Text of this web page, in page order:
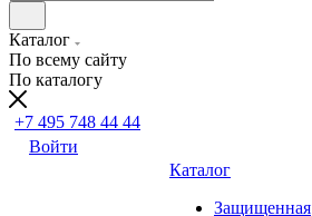
Каталог
По всему сайту
По каталогу
+7 495 748 44 44
Войти
Каталог
Защищенная